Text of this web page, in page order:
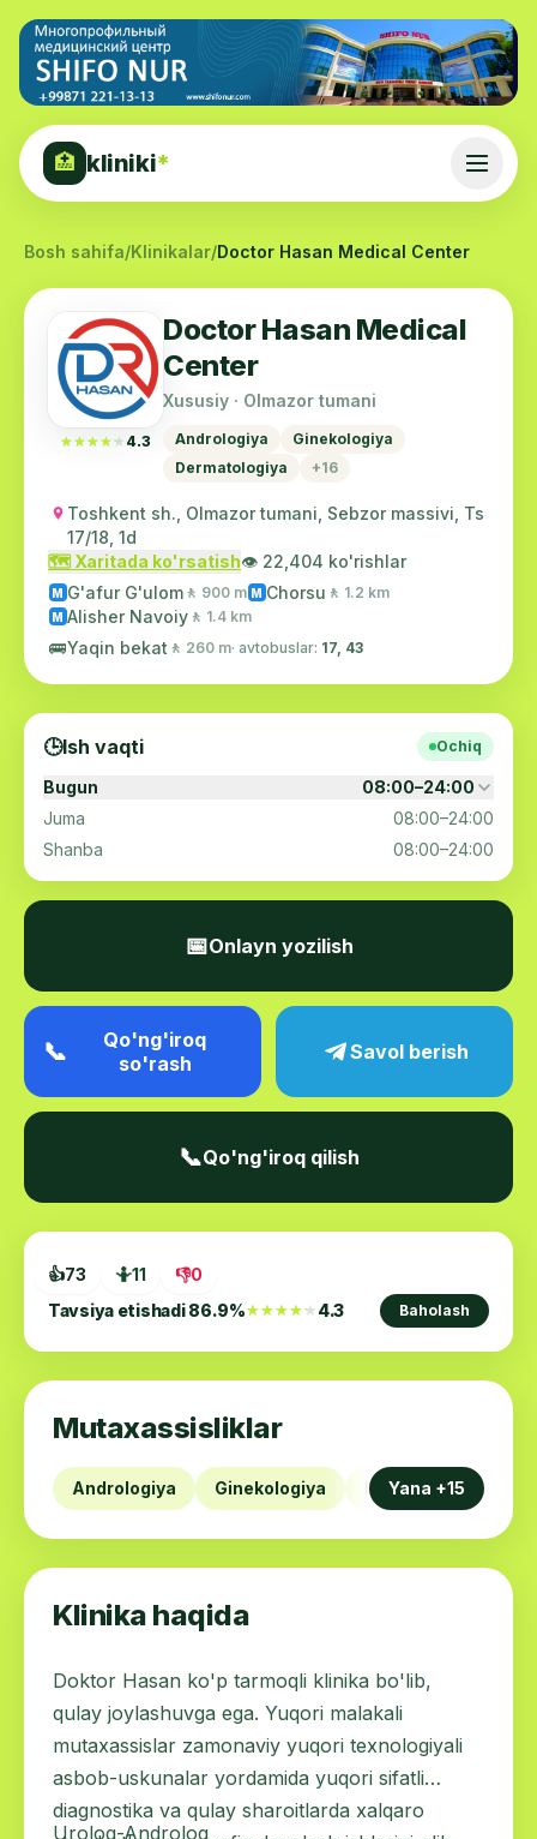
🏥 kliniki*
Bosh sahifa/Klinikalar/Doctor Hasan Medical Center
★★★★★
★★★★★ 4.3
Doctor Hasan Medical
Center
Xususiy · Olmazor tumani
Andrologiya
Ginekologiya
Dermatologiya
+16
Toshkent sh., Olmazor tumani, Sebzor massivi, Ts
17/18, 1d
🗺️ Xaritada ko'rsatish👁️ 22,404 ko'rishlar
M G'afur G'ulom 🚶 900 m M Chorsu 🚶 1.2 km
M Alisher Navoiy 🚶 1.4 km
🚌Yaqin bekat 🚶 260 m· avtobuslar: 17, 43
👍73 🤷11 👎0
Tavsiya etishadi86.9%★★★★★
★★★★★4.3 Baholash
Mutaxassisliklar
Andrologiya Ginekologiya Dermatologiya
Yana +15
Klinika haqida
Doktor Hasan ko'p tarmoqli klinika bo'lib,
qulay joylashuvga ega. Yuqori malakali
mutaxassislar zamonaviy yuqori texnologiyali
asbob-uskunalar yordamida yuqori sifatli
diagnostika va qulay sharoitlarda xalqaro
Urolog-Androlog
🕒Ish vaqti Ochiq
Bugun
08:00–24:00
Juma
08:00–24:00
Shanba
08:00–24:00
📅Onlayn yozilish
📞
Qo'ng'iroq
so'rash
Savol berish
📞Qo'ng'iroq qilish